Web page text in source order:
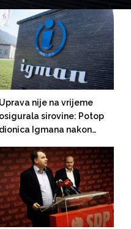
nepoznatom
novca završio u
Uprava nije na vrijeme
osigurala sirovine: Potop
dionica Igmana nakon
15 miliona KM!